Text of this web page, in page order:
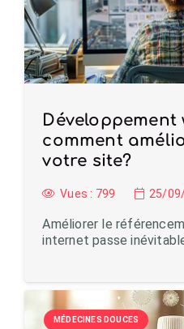
Développement
comment
votre site?
Vues : 799 25/
Améliorer le
internet passe
MÉDECINES DOUCES